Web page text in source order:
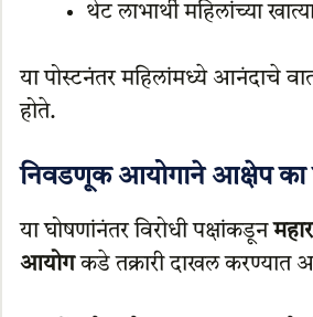
थेट लाभार्थी महिलांच्या
या पोस्टनंतर महिलांमध्ये आनंदाचे
होते.
निवडणूक आयोगाने आक्षेप का
या घोषणांनंतर विरोधी पक्षांकडून
आयोगकडे तक्रारी दाखल करण्यात